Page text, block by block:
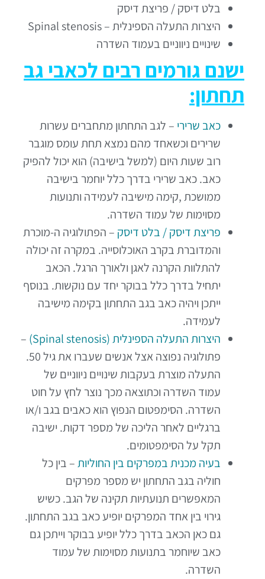
בלט דיסק / פריצת דיסק
היצרות התעלה הספינלית – Spinal stenosis
שינויים ניווניים בעמוד השדרה
ישנם גורמים רבים לכאבי גב
תחתון:
כאב שרירי – לגב התחתון מתחברים עשרות
שרירים וכשאחד מהם נמצא תחת עומס מוגבר
רוב שעות היום (למשל בישיבה) הוא יכול להפיק
כאב. כאב שרירי בדרך כלל יוחמר בישיבה
ממושכת ,קימה מישיבה לעמידה ותנועות
מסוימות של עמוד השדרה.
פריצת דיסק / בלט דיסק – הפתולוגיה ה-מוכרת
והמדוברת בקרב האוכלוסייה. במקרה זה יכולה
להתלוות הקרנה לאגן ולאורך הרגל. הכאב
יתחיל בדרך כלל בבוקר יחד עם נוקשות. בנוסף
ייתכן ויהיה כאב בגב התחתון בקימה מישיבה
לעמידה.
היצרות התעלה הספינלית (Spinal stenosis)
–
פתולוגיה נפוצה אצל אנשים שעברו את גיל 50.
התעלה מוצרת בעקבות שינויים ניווניים של
עמוד השדרה וכתוצאה מכך נוצר לחץ על חוט
השדרה. הסימפטום הנפוץ הוא כאבים בגב ו/או
ברגליים לאחר הליכה של מספר דקות. ישיבה
תקל על הסימפטומים.
בעיה מכנית במפרקים בין החוליות– בין כל
חוליה בגב התחתון יש מספר מפרקים
המאפשרים תנועתיות תקינה של הגב. כשיש
גירוי בין אחד המפרקים יופיע כאב בגב התחתון.
גם כאן הכאב בדרך כלל יופיע בבוקר וייתכן גם
כאב שיוחמר בתנועות מסוימות של עמוד
השדרה.